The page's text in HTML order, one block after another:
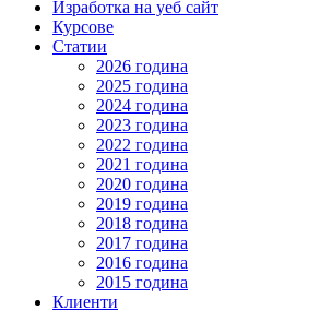
Изработка на уеб сайт
Курсове
Статии
2026 година
2025 година
2024 година
2023 година
2022 година
2021 година
2020 година
2019 година
2018 година
2017 година
2016 година
2015 година
Клиенти